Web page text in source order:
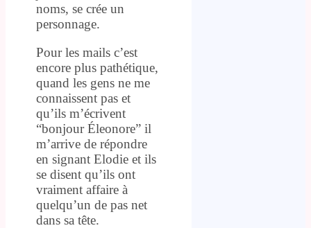
noms, se crée un
personnage.
Pour les mails c’est
encore plus pathétique,
quand les gens ne me
connaissent pas et
qu’ils m’écrivent
“bonjour Éleonore” il
m’arrive de répondre
en signant Elodie et ils
se disent qu’ils ont
vraiment affaire à
quelqu’un de pas net
dans sa tête.